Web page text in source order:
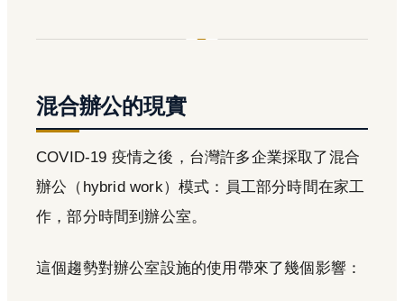
混合辦公的現實
COVID-19 疫情之後，台灣許多企業採取了混合
辦公（hybrid work）模式：員工部分時間在家工
作，部分時間到辦公室。
這個趨勢對辦公室設施的使用帶來了幾個影響：